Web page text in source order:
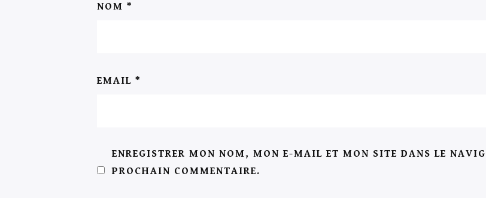
NOM *
EMAIL *
ENREGISTRER MON NOM, MON E-MAIL ET MON SITE DANS LE
PROCHAIN COMMENTAIRE.